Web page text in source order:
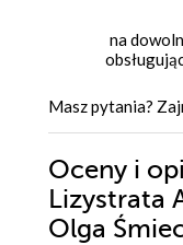
na
Masz pytania?
Oceny i
Lizystrata
Olga